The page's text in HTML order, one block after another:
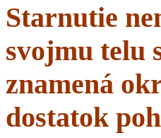
Starnutie
svojmu telu
znamená
dostatok